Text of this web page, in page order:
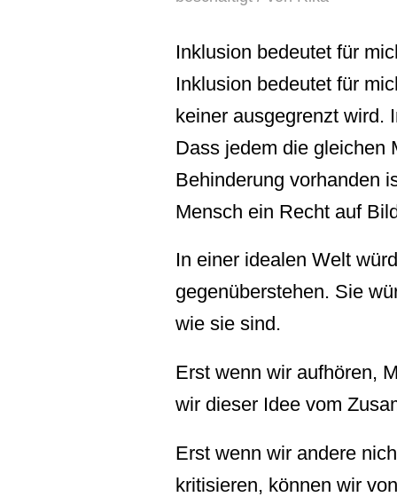
Inklusion bedeutet für
Inklusion bedeutet für
keiner ausgegrenzt wird.
Dass jedem die gleichen
Behinderung vorhanden
Mensch ein Recht auf
In einer idealen Welt
gegenüberstehen. Sie
wie sie sind.
Erst wenn wir aufhören,
wir dieser Idee vom
Erst wenn wir andere
kritisieren, können wir